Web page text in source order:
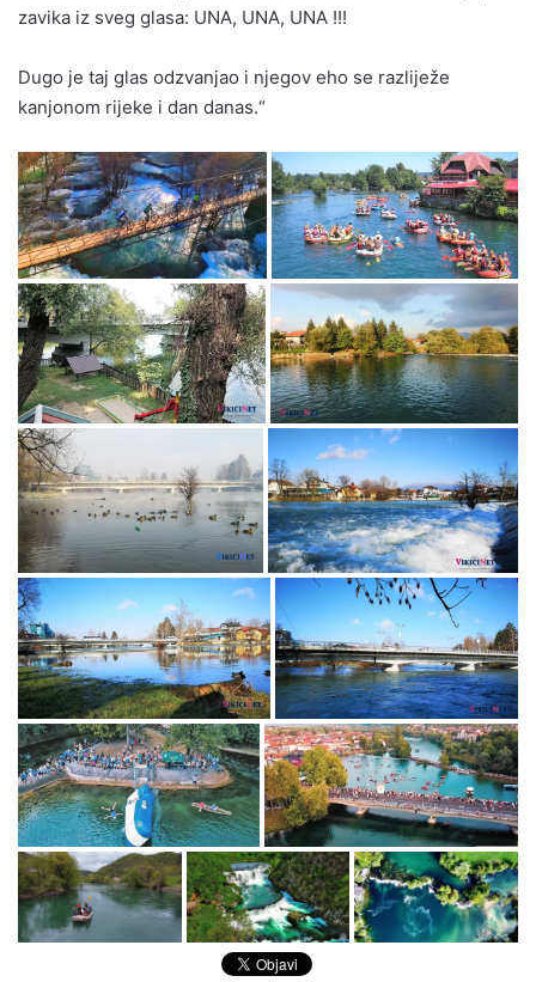
zavika iz sveg glasa: UNA, UNA, UNA !!!
Dugo je taj glas odzvanjao i njegov eho se razliježe
kanjonom rijeke i dan danas.“